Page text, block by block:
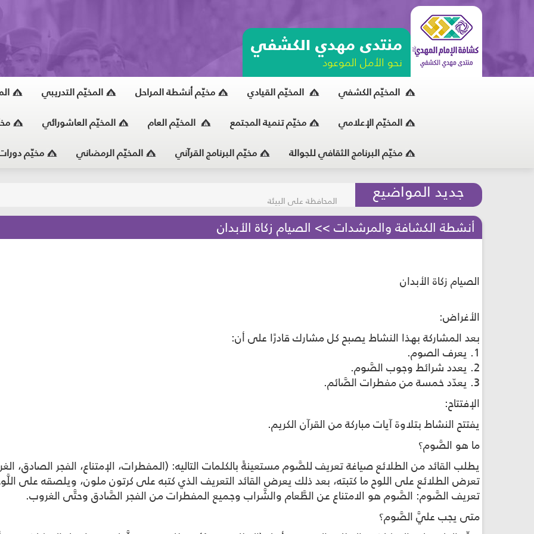
منتدى مهدي الكشفي
نحو الأمل الموعود
المخيّم الكشفي المخيّم القيادي مخيّم أنشطة المراحل المخيّم التدريبي
المخيّم الإعلامي مخيّم تنمية المجتمع المخيّم العام المخيّم العاشورائي
مخيّم البرنامج الثقافي للجوالة مخيّم البرنامج القرآني المخيّم الرمضاني مخيّم
جديد المواضيع
مسابقة الركب الحسينيّ
المحافظة على البيئة
أنشطة الكشافة والمرشدات >> الصيام زكاة الأبدان
الصيام زكاة الأبدان
الأغراض:
بعد المشاركة بهذا النشاط يصبح كل مشارك قادرًا على أن:
1. يعرف الصوم.
2. يعدد شرائط وجوب الصَّوم.
3. يعدّد خمسة من مفطرات الصَّائم.
الإفتتاح:
يفتتح النشاط بتلاوة آيات مباركة من القرآن الكريم.
ما هو الصَّوم؟
يطلب القائد من الطلائع صياغة تعريف للصَّوم مستعينةً بالكلمات التاليه: (المفطرات، الإمتناع، الفجر الصادق،
تعرض الطلائع على اللوح ما كتبته، بعد ذلك يعرض القائد التعريف الذي كتبه على كرتون ملون، ويلصقه على
تعريف الصَّوم: الصَّوم هو الامتناع عن الطَّعام والشَّراب وجميع المفطرات من الفجر الصَّادق وحتَّى الغروب.
متى يجب عليَّ الصَّوم؟